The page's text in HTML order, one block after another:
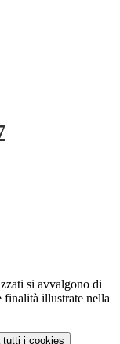
si avvalgono di
finalità illustrate nella
tutti i cookies